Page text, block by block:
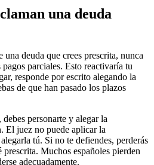
una deuda
una deuda que crees prescrita, nunca
parciales. Esto reactivaría tu
responde por escrito alegando la
de que han pasado los plazos
personarte y alegar la
El juez no puede aplicar la
tú. Si no te defiendes, perderás
Muchos españoles pierden
adecuadamente.